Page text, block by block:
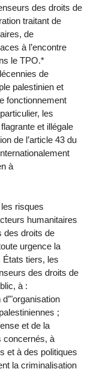
des droits de
traitant de
de
à l’encontre
le TPO.*
de
palestinien et
fonctionnement
les
et illégale
de l’article 43 du
à
risques
humanitaires
des droits de
urgence la
tiers, les
des droits de
à :
;
et de la
concernés, à
et à des politiques
la criminalisation